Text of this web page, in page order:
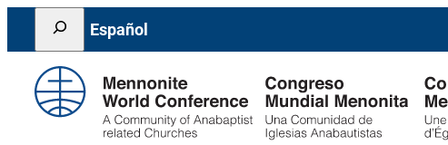
Saltar
contenido
Search
Español